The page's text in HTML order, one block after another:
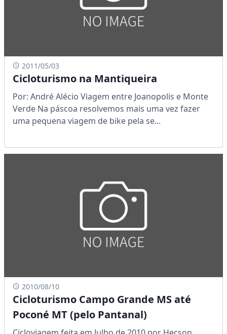
2011/05/03
Cicloturismo na Mantiqueira
Por: André Alécio Viagem entre Joanopolis e Monte
Verde Na páscoa resolvemos mais uma vez fazer
uma pequena viagem de bike pela se...
2010/08/10
Cicloturismo Campo Grande MS até
Poconé MT (pelo Pantanal)